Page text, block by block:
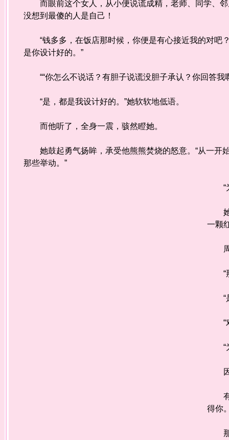
而眼前这个女人，从小便说谎成精，老师、同学、邻
没想到最傻的人是自己！
“钱多多，在饭店那时候，你便是有心接近我的对吧
是你设计好的。”
““你怎么不说话？有胆子说谎没胆子承认？你回答我
“是，都是我设计好的。”她软软地低语。
而他听了，全身一震，骇然瞪她。
她鼓起勇气扬眸，承受他熊熊焚烧的怒意。“从一开
那些举动。”
“为
她
一颗
周
“那
“是
“对
“为
因
有
得你
那